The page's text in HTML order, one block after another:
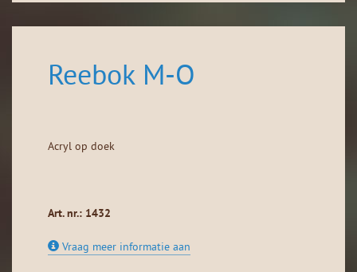
Reebok M-O
Acryl op doek
Art. nr.: 1432
Vraag meer informatie aan